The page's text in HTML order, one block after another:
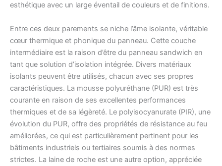
esthétique avec un large éventail de couleurs et de finitions.
Entre ces deux parements se niche l’âme isolante, véritable
cœur thermique et phonique du panneau. Cette couche
intermédiaire est la raison d’être du panneau sandwich en
tant que solution d’isolation intégrée. Divers matériaux
isolants peuvent être utilisés, chacun avec ses propres
caractéristiques. La mousse polyuréthane (PUR) est très
courante en raison de ses excellentes performances
thermiques et de sa légèreté. Le polyisocyanurate (PIR), une
évolution du PUR, offre des propriétés de résistance au feu
améliorées, ce qui est particulièrement pertinent pour les
bâtiments industriels ou tertiaires soumis à des normes
strictes. La laine de roche est une autre option, appréciée